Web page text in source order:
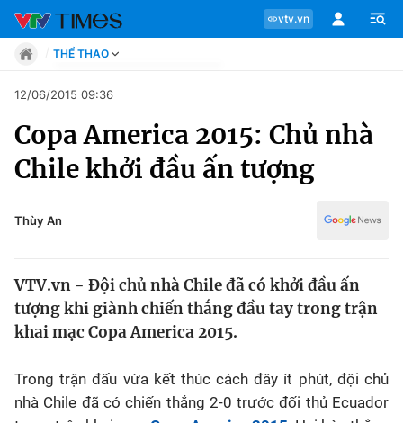
vtv.vn
Chuyên mục
Tin tức
Move
Phong cách
Chân dung
Sự kiện
THỂ THAO
Move
Phong cách
Sự kiện
Thể thao điện tử
Bên lề
12/06/2015 09:36
Copa America 2015: Chủ nhà
Chile khởi đầu ấn tượng
Thùy An
VTV.vn - Đội chủ nhà Chile đã có khởi đầu ấn
tượng khi giành chiến thắng đầu tay trong trận
khai mạc Copa America 2015.
Trong trận đấu vừa kết thúc cách đây ít phút, đội chủ
nhà Chile đã có chiến thắng 2-0 trước đối thủ Ecuador